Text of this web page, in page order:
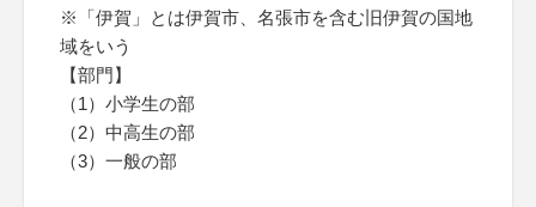
※「伊賀」とは伊賀市、名張市を含む旧伊賀の国地
域をいう
【部門】
（1）小学生の部
（2）中高生の部
（3）一般の部